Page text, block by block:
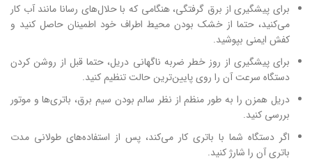
برای پیشگیری از برق گرفتگی، هنگامی که با حلال‌های رسانا مانند آب کار
می‌کنید، حتما از خشک بودن محیط اطراف خود اطمینان حاصل کنید و
کفش ایمنی بپوشید.
برای پیشگیری از روز خطر ضربه ناگهانی دریل، حتما قبل از روشن کردن
دستگاه سرعت آن را روی پایین‌ترین حالت تنظیم کنید.
دریل همزن را به طور منظم از نظر سالم بودن سیم برق، باتری‌ها و موتور
بررسی کنید.
اگر دستگاه شما با باتری کار می‌کند، پس از استفاده‌های طولانی مدت
باتری آن را شارژ کنید.